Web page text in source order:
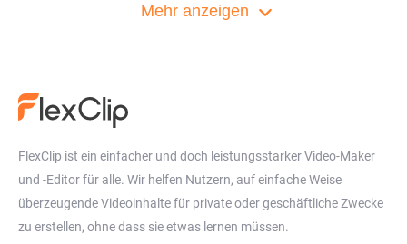
Video vergrößern Flip Video
Video-Collage Gestalter
Geschwindigkeitskurve
Video-Link-Generator Videogröße ändern
Mehr anzeigen
FlexClip ist ein einfacher und doch leistungsstarker Video-Maker
und -Editor für alle. Wir helfen Nutzern, auf einfache Weise
überzeugende Videoinhalte für private oder geschäftliche Zwecke
zu erstellen, ohne dass sie etwas lernen müssen.